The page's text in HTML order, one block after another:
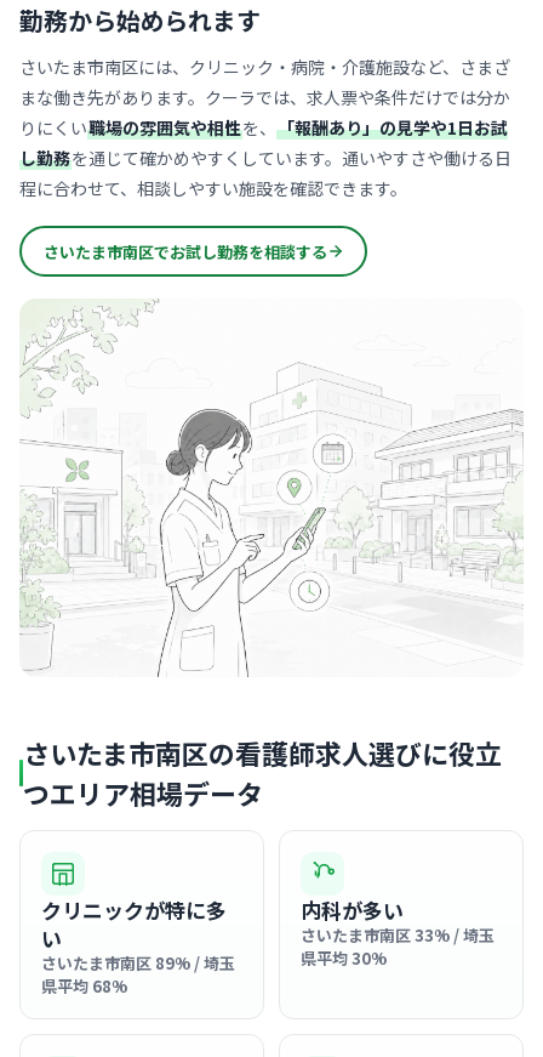
勤務から始められます
さいたま市南区には、クリニック・病院・介護施設など、さまざ
まな働き先があります。クーラでは、求人票や条件だけでは分か
りにくい職場の雰囲気や相性を、 「報酬あり」の見学や1日お試
し勤務を通じて確かめやすくしています。通いやすさや働ける日
程に合わせて、相談しやすい施設を確認できます。
さいたま市南区でお試し勤務を相談する
さいたま市南区の看護師求人選びに役立
つエリア相場データ
クリニックが特に多
い
さいたま市南区 89% / 埼玉
県平均 68%
内科が多い
さいたま市南区 33% / 埼玉
県平均 30%